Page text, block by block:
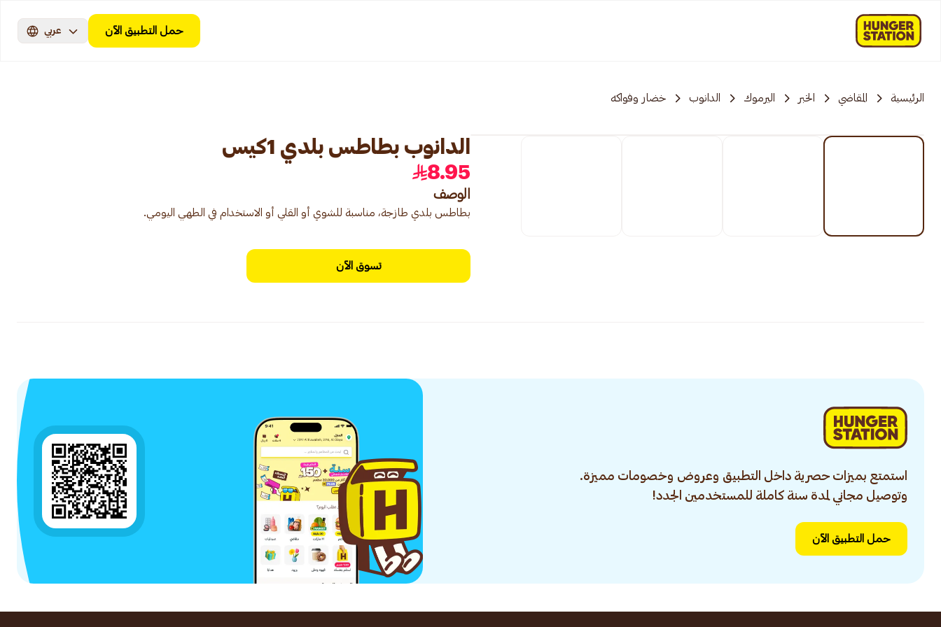
حمل التطبيق الآن عربي
الرئيسية المقاضي الخبر اليرموك الدانوب خضار وفواكه
الدانوب بطاطس بلدي 1كيس
8.95
الوصف
بطاطس بلدي طازجة، مناسبة للشوي أو القلي أو الاستخدام في الطهي اليومي.
تسوق الآن
استمتع بميزات حصرية داخل التطبيق وعروض وخصومات مميزة.
وتوصيل مجاني لمدة سنة كاملة للمستخدمين الجدد!
حمل التطبيق الآن